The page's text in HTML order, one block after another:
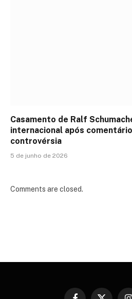
Casamento de Ralf
internacional após
controvérsia
5 de junho de 2026
Comments are closed.